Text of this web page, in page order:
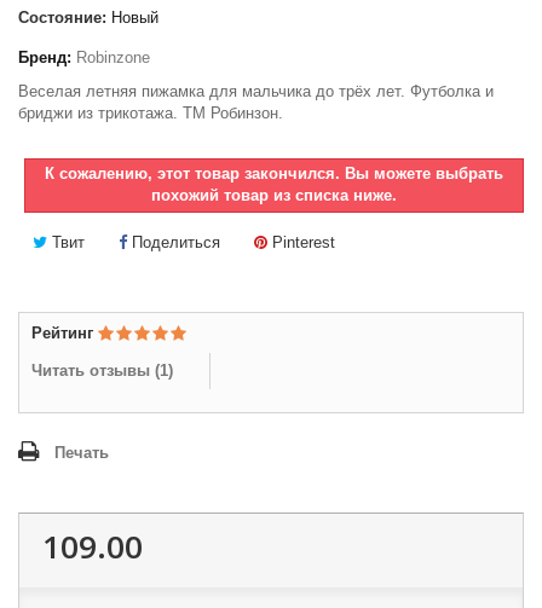
Состояние: Новый
Бренд: Robinzone
Веселая летняя пижамка для мальчика до трёх лет. Футболка и
бриджи из трикотажа. ТМ Робинзон.
К сожалению, этот товар закончился. Вы можете выбрать
похожий товар из списка ниже.
Твит Поделиться Pinterest
Рейтинг
Читать отзывы (1)
Печать
109.00